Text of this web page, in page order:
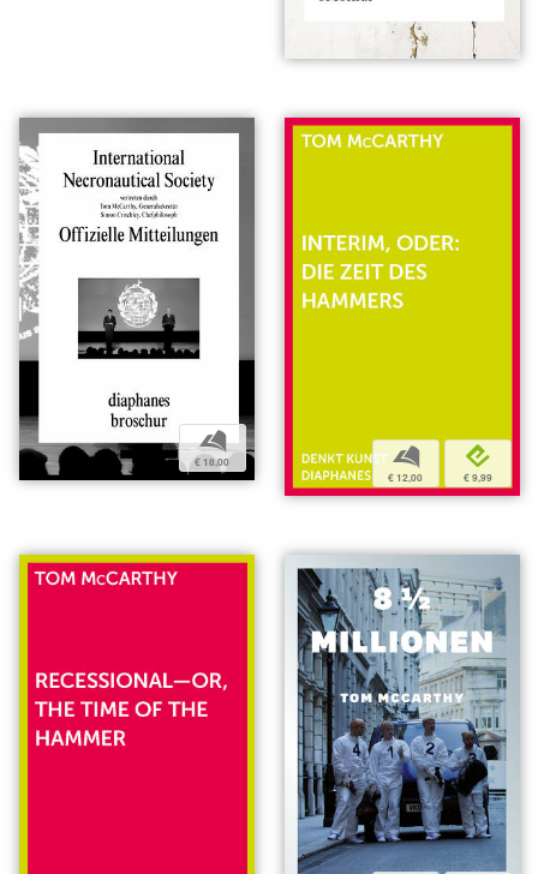
b
€ 18,00 b
€ 12,00
e
€ 9,99